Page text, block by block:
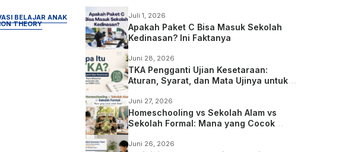
BELAJAR ANAK
THEORY
Juli 1, 2026
Apakah Paket C Bisa Masuk Sekolah
Kedinasan? Ini Faktanya
Juni 28, 2026
TKA Pengganti Ujian Kesetaraan:
Aturan, Syarat, dan Mata Ujinya untuk
Juni 27, 2026
Homeschooling vs Sekolah Alam vs
Sekolah Formal: Mana yang Cocok
Juni 26, 2026